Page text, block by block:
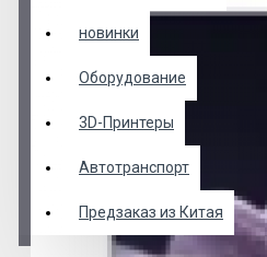
новинки
Оборудование
3D-Принтеры
Автотранспорт
Предзаказ из Китая